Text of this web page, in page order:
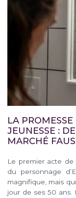
LA
JEUNESSE :
MARCHÉ
Le premier acte de
du personnage
magnifique, mais
jour de ses 50 ans.